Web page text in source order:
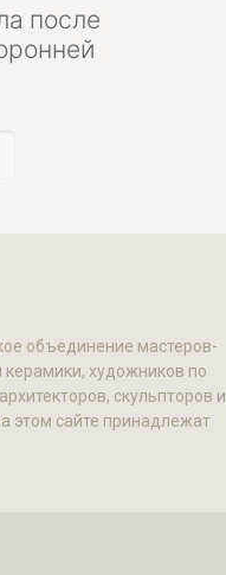
после
объединение мастеров-
художников по
скульпторов и
этом сайте принадлежат